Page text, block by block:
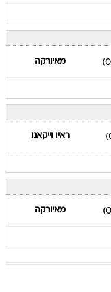
מאיורקה
ראיו וייקאנו
מאיורקה